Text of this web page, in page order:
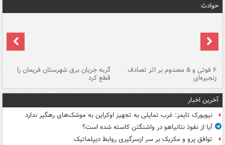
حوادث
۶ فوتی و ۵ مصدوم بر اثر تصادف
زنجیره‌ای
گربه جریان برق شهرستان فریمان را
قطع کرد
آخرین اخبار
نیویورک تایمز: غرب تمایلی به تجهیز اوکراین به موشک‌های رهگیر ندارد
آیا از نفوذ نتانیاهو در واشنگتن کاسته شده است؟
توافق پرو و مکزیک بر سر ازسرگیری روابط دیپلماتیک